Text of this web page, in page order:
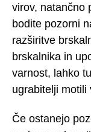
virov, natančno
bodite pozorni
razširitve
brskalnika in
varnost, lahko
ugrabitelji motili
Če ostanejo